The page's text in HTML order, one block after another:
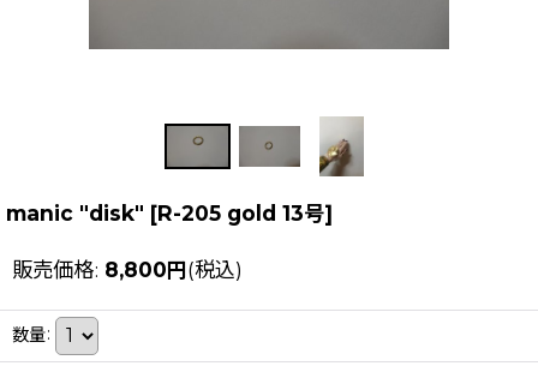
manic "disk" [R-205 gold 13号]
販売価格: 8,800円(税込)
数量: